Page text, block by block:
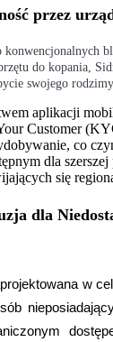
przez
konwencjonalnych
do kopania,
swojego
aplikacji
Customer
co
dla szerszej
się
dla
w